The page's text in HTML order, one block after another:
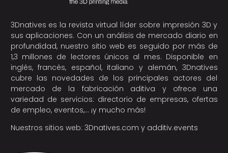
3Dnatives es la revista virtual líder sobre impresión 3D y
sus aplicaciones. Con un análisis de mercado diario en
profundidad, nuestro sitio web es seguido por más de
1,3 millones de lectores únicos al mes. Disponible en
inglés, francés, español, italiano y alemán, 3Dnatives
cubre las novedades de los principales actores del
mercado de la fabricación aditiva y ofrece una
variedad de servicios: directorio de empresas, ofertas
de empleo, eventos,… ¡y mucho más!
Nuestros sitios web: 3Dnatives.com y additiv.events